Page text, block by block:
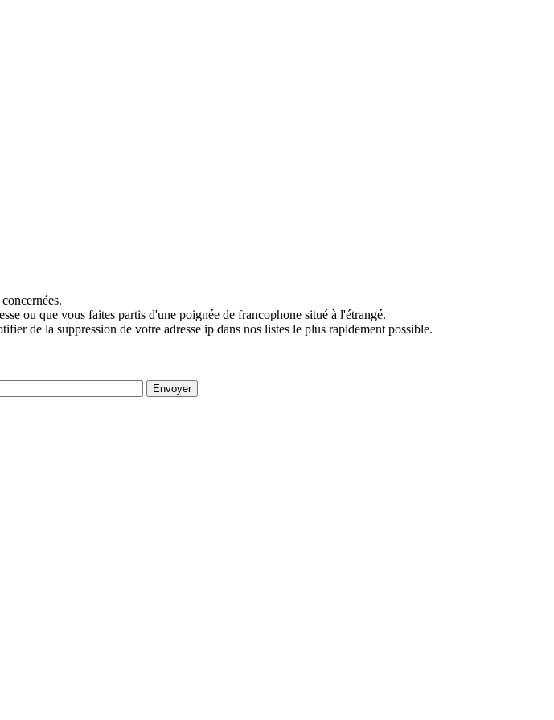
ou que vous faites partis d'une poignée de francophone situé à l'étrangé.
de la suppression de votre adresse ip dans nos listes le plus rapidement possible.